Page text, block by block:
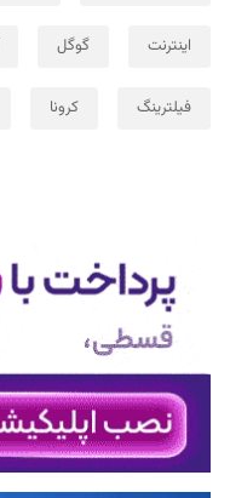
اینترنت گوگل
فیلترینگ کرونا